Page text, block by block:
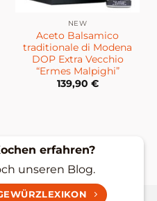
NEW
Aceto Balsamico
traditionale di Modena
DOP Extra Vecchio
“Ermes Malpighi”
139,90 €
erfahren?
unseren Blog.